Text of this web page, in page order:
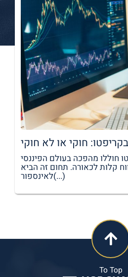
חוללו מהפכה בעולם הפיננסי
קלות לכאורה. תחום זה הביא
לאינספור(...)
To Top